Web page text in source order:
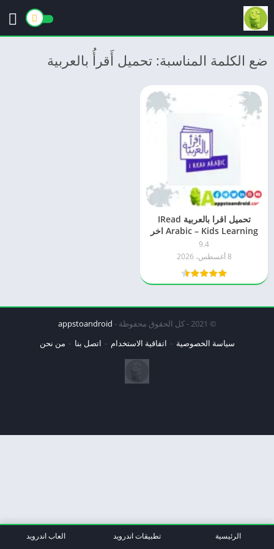
ضع الكلمة المناسبة: تحميل أَقرأُ بالعربية
تحميل اقرا بالعربية IRead
Arabic – Kids Learning اخر
9.4
8 أغسطس، 2026
© 2021 - كل الحقوق محفوظة -
appstoandroid
سياسة الخصوصية
اتفاقية الاستخدام اتصل بنا من نحن
الرئيسية تطبيقات اندرويد العاب اندرويد